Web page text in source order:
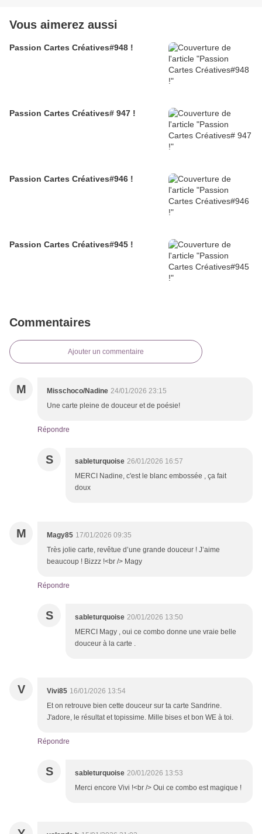
Vous aimerez aussi
Passion Cartes Créatives#948 !
Passion Cartes Créatives# 947 !
Passion Cartes Créatives#946 !
Passion Cartes Créatives#945 !
Commentaires
Ajouter un commentaire
M Misschoco/Nadine 24/01/2026 23:15
Une carte pleine de douceur et de poésie!
Répondre
S sableturquoise 26/01/2026 16:57
MERCI Nadine, c'est le blanc embossée , ça fait
doux
M Magy85 17/01/2026 09:35
Très jolie carte, revêtue d’une grande douceur ! J’aime
beaucoup ! Bizzz !<br /> Magy
Répondre
S sableturquoise 20/01/2026 13:50
MERCI Magy , oui ce combo donne une vraie belle
douceur à la carte .
V Vivi85 16/01/2026 13:54
Et on retrouve bien cette douceur sur ta carte Sandrine.
J'adore, le résultat et topissime. Mille bises et bon WE à toi.
Répondre
S sableturquoise 20/01/2026 13:53
Merci encore Vivi !<br /> Oui ce combo est magique !